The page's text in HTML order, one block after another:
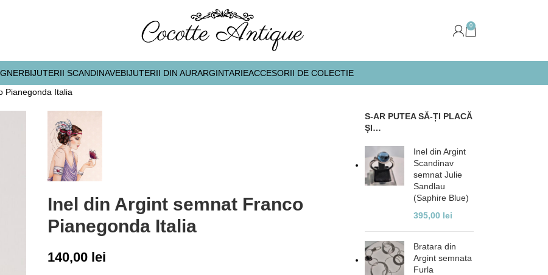
0
BIJUTERII SCANDINAVEBIJUTERII DIN AURARGINTARIEACCESORII DE COLECTIE
Pianegonda Italia
Inel din Argint semnat Franco
Pianegonda Italia
140,00 lei
S-AR PUTEA SĂ-ȚI PLACĂ
ȘI…
Inel din Argint
Scandinav
semnat Julie
Sandlau
(Saphire Blue)
395,00 lei
Bratara din
Argint semnata
Furla